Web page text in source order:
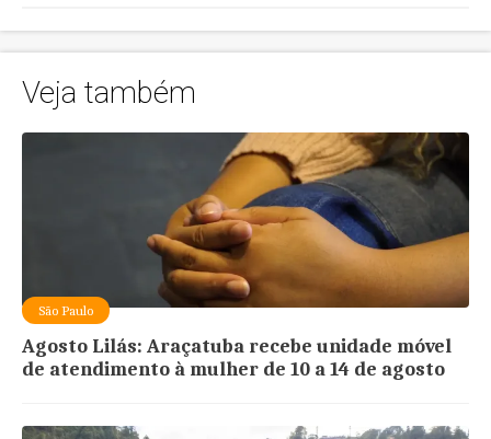
Veja também
São Paulo
Agosto Lilás: Araçatuba recebe unidade móvel
de atendimento à mulher de 10 a 14 de agosto